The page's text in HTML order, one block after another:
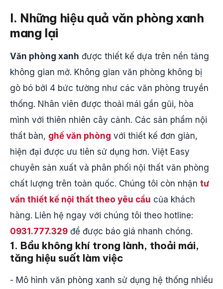
I. Những hiệu quả văn phòng xanh
mang lại
Văn phòng xanh được thiết kế dựa trên nền tảng
không gian mở. Không gian văn phòng không bị
gò bó bởi 4 bức tường như các văn phòng truyền
thống. Nhân viên được thoải mái gần gũi, hòa
mình với thiên nhiên cây cảnh. Các sản phẩm nội
thất bàn, ghế văn phòng với thiết kế đơn giản,
hiện đại được ưu tiên sử dụng hơn. Việt Easy
chuyên sản xuất và phân phối nội thất văn phòng
chất lượng trên toàn quốc. Chúng tôi còn nhận tư
vấn thiết kế nội thất theo yêu cầu của khách
hàng. Liên hệ ngay với chúng tôi theo hotline:
0931.777.329 để được báo giá nhanh chóng.
1. Bầu không khí trong lành, thoải mái,
tăng hiệu suất làm việc
- Mô hình văn phòng xanh sử dụng hệ thống nhiều